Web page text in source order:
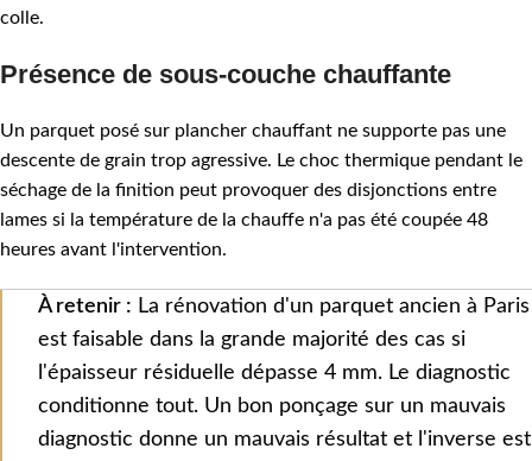
colle.
Présence de sous-couche chauffante
Un parquet posé sur plancher chauffant ne supporte pas une
descente de grain trop agressive. Le choc thermique pendant le
séchage de la finition peut provoquer des disjonctions entre
lames si la température de la chauffe n'a pas été coupée 48
heures avant l'intervention.
À retenir : La rénovation d'un parquet ancien à Paris
est faisable dans la grande majorité des cas si
l'épaisseur résiduelle dépasse 4 mm. Le diagnostic
conditionne tout. Un bon ponçage sur un mauvais
diagnostic donne un mauvais résultat et l'inverse est